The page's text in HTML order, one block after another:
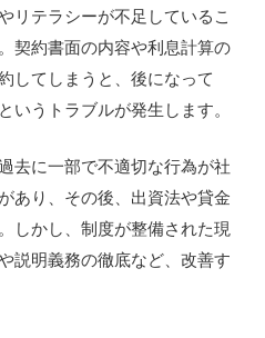
リテラシーが不足しているこ
契約書面の内容や利息計算の
してしまうと、後になって
いうトラブルが発生します。
去に一部で不適切な行為が社
あり、その後、出資法や貸金
しかし、制度が整備された現
説明義務の徹底など、改善す